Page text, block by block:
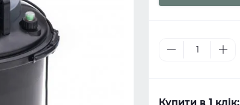
Купити в 1 клік: